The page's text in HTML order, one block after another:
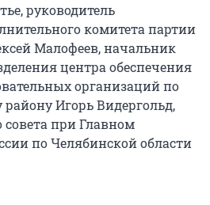
руководитель
комитета партии
Малофеев, начальник
центра обеспечения
организаций по
району Игорь Видергольд,
при Главном
по Челябинской области